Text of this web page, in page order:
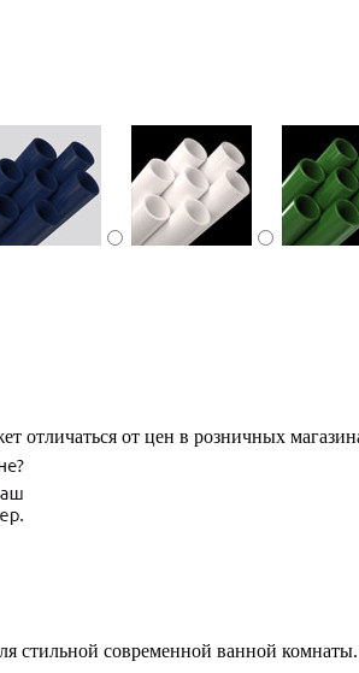
отличаться от цен в розничных
стильной современной ванной